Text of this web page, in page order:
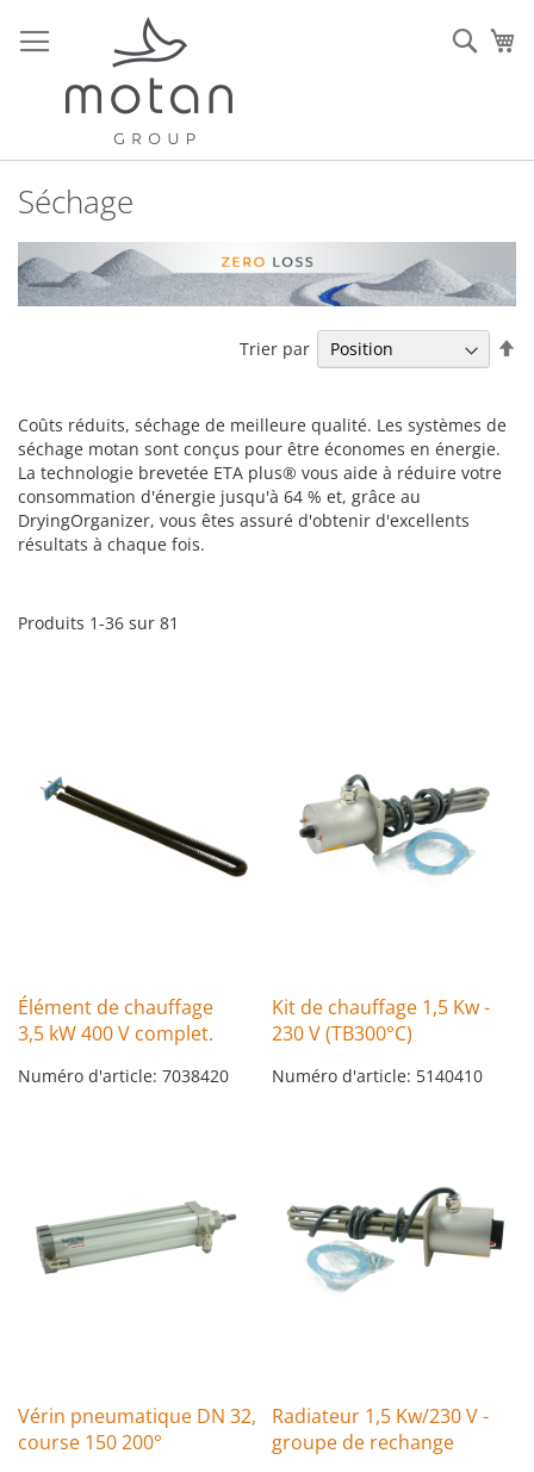
au
contenu
Séchage
Coûts réduits, séchage de meilleure qualité. Les systèmes de
séchage motan sont conçus pour être économes en énergie.
La technologie brevetée ETA plus® vous aide à réduire votre
consommation d'énergie jusqu'à 64 % et, grâce au
DryingOrganizer, vous êtes assuré d'obtenir d'excellents
résultats à chaque fois.
Produits 1-36 sur 81
Trier par
Élément de chauffage
3,5 kW 400 V complet.
Numéro d'article: 7038420
Kit de chauffage 1,5 Kw -
230 V (TB300°C)
Numéro d'article: 5140410
Vérin pneumatique DN 32,
course 150 200°
Radiateur 1,5 Kw/230 V -
groupe de rechange